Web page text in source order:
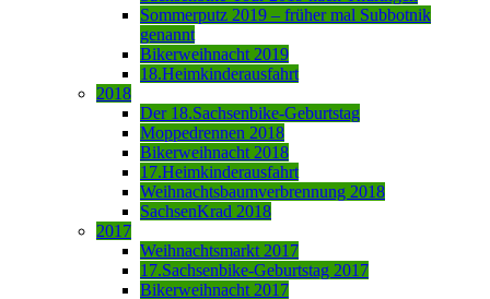
Sommerputz 2019 – früher mal Subbotnik
genannt
Bikerweihnacht 2019
18.Heimkinderausfahrt
2018
Der 18.Sachsenbike-Geburtstag
Moppedrennen 2018
Bikerweihnacht 2018
17.Heimkinderausfahrt
Weihnachtsbaumverbrennung 2018
SachsenKrad 2018
2017
Weihnachtsmarkt 2017
17.Sachsenbike-Geburtstag 2017
Bikerweihnacht 2017